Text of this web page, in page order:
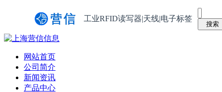
工业RFID读写器|天线|电子标签
网站首页
公司简介
新闻资讯
产品中心